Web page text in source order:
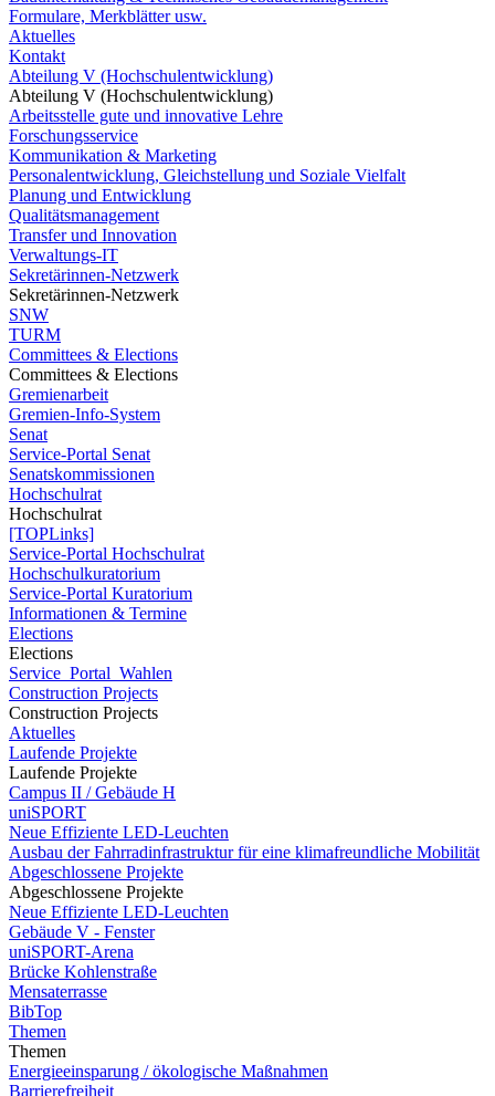
Formulare, Merkblätter usw.
Aktuelles
Kontakt
Abteilung V (Hochschulentwicklung)
Abteilung V (Hochschulentwicklung)
Arbeitsstelle gute und innovative Lehre
Forschungsservice
Kommunikation & Marketing
Personalentwicklung, Gleichstellung und Soziale Vielfalt
Planung und Entwicklung
Qualitätsmanagement
Transfer und Innovation
Verwaltungs-IT
Sekretärinnen-Netzwerk
Sekretärinnen-Netzwerk
SNW
TURM
Committees & Elections
Committees & Elections
Gremienarbeit
Gremien-Info-System
Senat
Service-Portal Senat
Senatskommissionen
Hochschulrat
Hochschulrat
[TOPLinks]
Service-Portal Hochschulrat
Hochschulkuratorium
Service-Portal Kuratorium
Informationen & Termine
Elections
Elections
Service_Portal_Wahlen
Construction Projects
Construction Projects
Aktuelles
Laufende Projekte
Laufende Projekte
Campus II / Gebäude H
uniSPORT
Neue Effiziente LED-Leuchten
Ausbau der Fahrradinfrastruktur für eine klimafreundliche Mobilität
Abgeschlossene Projekte
Abgeschlossene Projekte
Neue Effiziente LED-Leuchten
Gebäude V - Fenster
uniSPORT-Arena
Brücke Kohlenstraße
Mensaterrasse
BibTop
Themen
Themen
Energieeinsparung / ökologische Maßnahmen
Barrierefreiheit